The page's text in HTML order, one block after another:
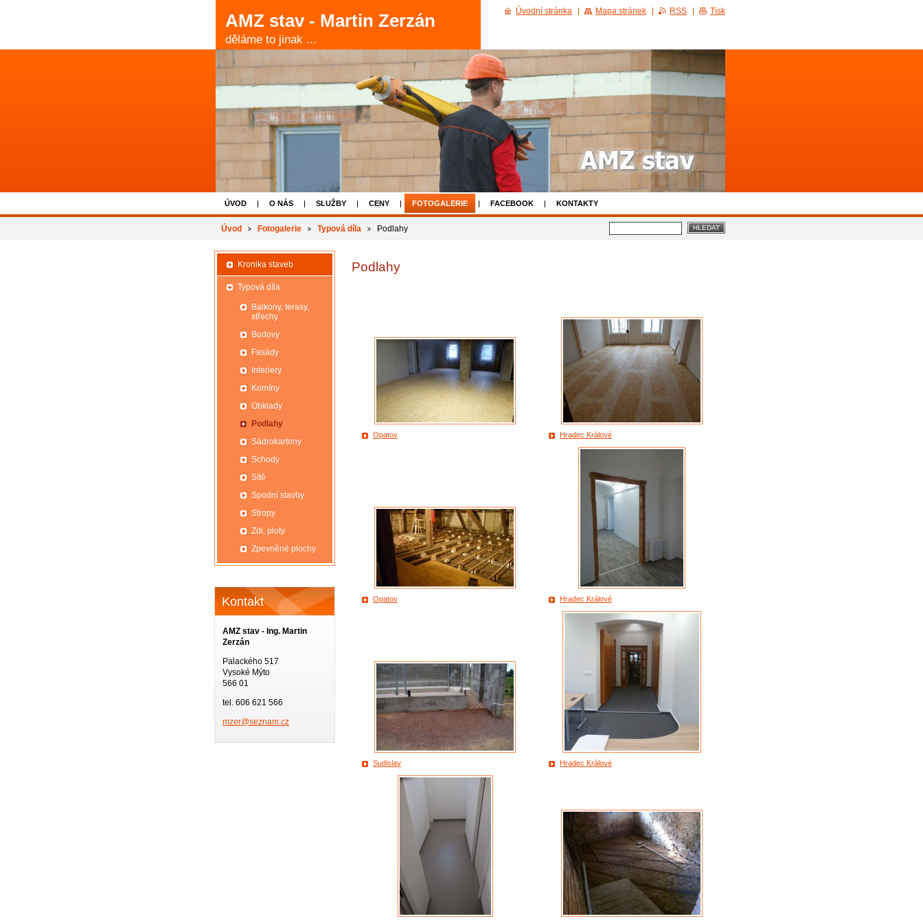
AMZ stav - Martin Zerzán
děláme to jinak ...
ÚVOD O NÁS SLUŽBY CENY FOTOGALERIE FACEBOOK KONTAKTY
Úvod Fotogalerie Typová díla Podlahy
Podlahy
Opatov Hradec Králové
Opatov Hradec Králové
Sudislav Hradec Králové
Kronika staveb
Typová díla
Balkony, terasy,
střechy
Budovy
Fasády
Interiery
Komíny
Obklady
Podlahy
Sádrokartony
Schody
Sítě
Spodní stavby
Stropy
Zdi, ploty
Zpevněné plochy
Kontakt
AMZ stav - Ing. Martin
Zerzán
Palackého 517
Vysoké Mýto
566 01
tel. 606 621 566
mzer@seznam.cz
Úvodní stránka Mapa stránek RSS Tisk